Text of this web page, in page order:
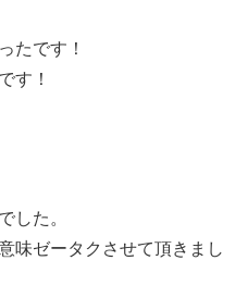
たです！
す！
した。
味ゼータクさせて頂きまし